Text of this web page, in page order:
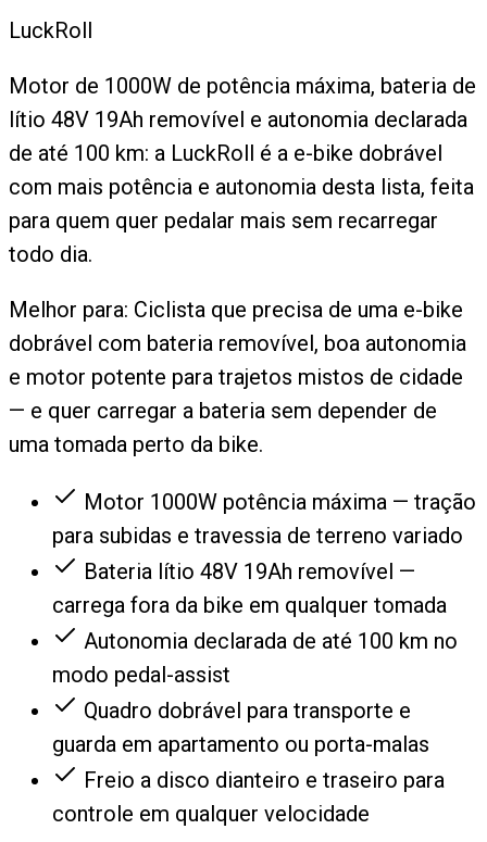
LuckRoll
Motor de 1000W de potência máxima, bateria de
lítio 48V 19Ah removível e autonomia declarada
de até 100 km: a LuckRoll é a e-bike dobrável
com mais potência e autonomia desta lista, feita
para quem quer pedalar mais sem recarregar
todo dia.
Melhor para: Ciclista que precisa de uma e-bike
dobrável com bateria removível, boa autonomia
e motor potente para trajetos mistos de cidade
— e quer carregar a bateria sem depender de
uma tomada perto da bike.
Motor 1000W potência máxima — tração
para subidas e travessia de terreno variado
Bateria lítio 48V 19Ah removível —
carrega fora da bike em qualquer tomada
Autonomia declarada de até 100 km no
modo pedal-assist
Quadro dobrável para transporte e
guarda em apartamento ou porta-malas
Freio a disco dianteiro e traseiro para
controle em qualquer velocidade